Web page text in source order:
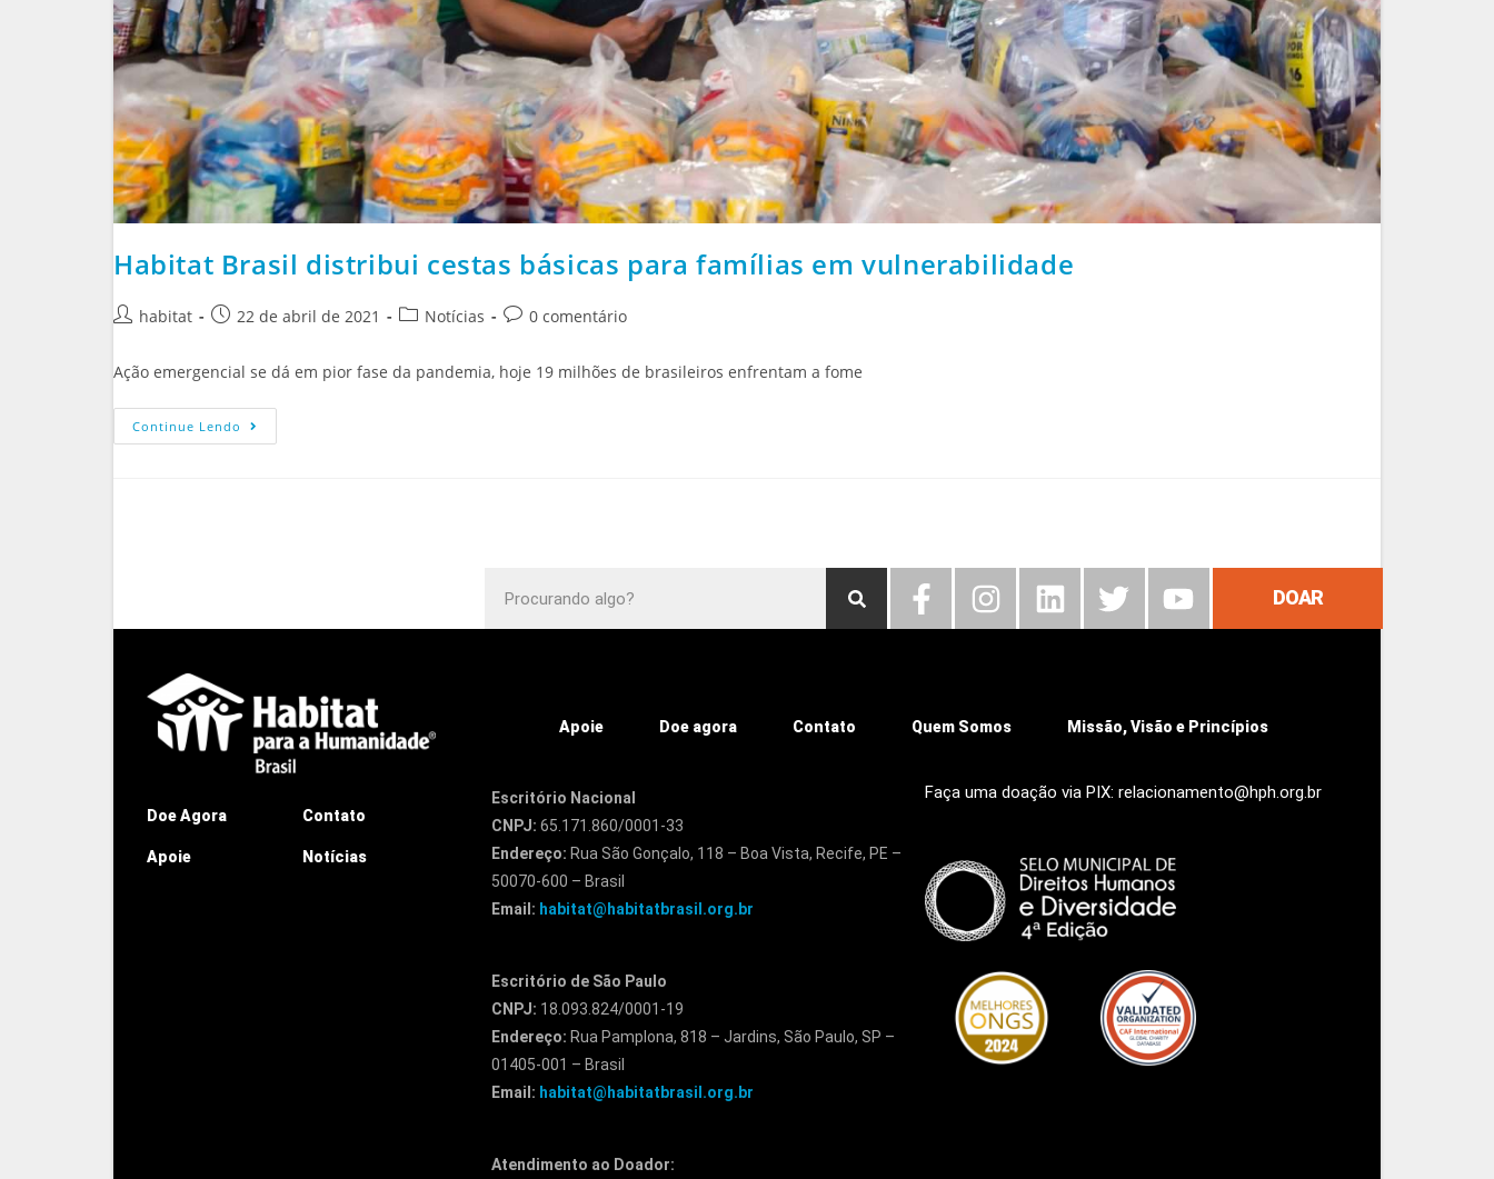
Habitat Brasil distribui cestas básicas para famílias em vulnerabilidade
habitat 22 de abril de 2021 Notícias 0 comentário
Ação emergencial se dá em pior fase da pandemia, hoje 19 milhões de brasileiros enfrentam a fome
Continue Lendo
DOAR
Doe Agora
Apoie
Contato
Notícias
Apoie Doe agora Contato Quem Somos Missão, Visão e Princípios
Escritório Nacional
CNPJ: 65.171.860/0001-33
Endereço: Rua São Gonçalo, 118 – Boa Vista, Recife, PE –
50070-600 – Brasil
Email: habitat@habitatbrasil.org.br
Escritório de São Paulo
CNPJ: 18.093.824/0001-19
Endereço: Rua Pamplona, 818 – Jardins, São Paulo, SP –
01405-001 – Brasil
Email: habitat@habitatbrasil.org.br
Atendimento ao Doador:
Faça uma doação via PIX: relacionamento@hph.org.br